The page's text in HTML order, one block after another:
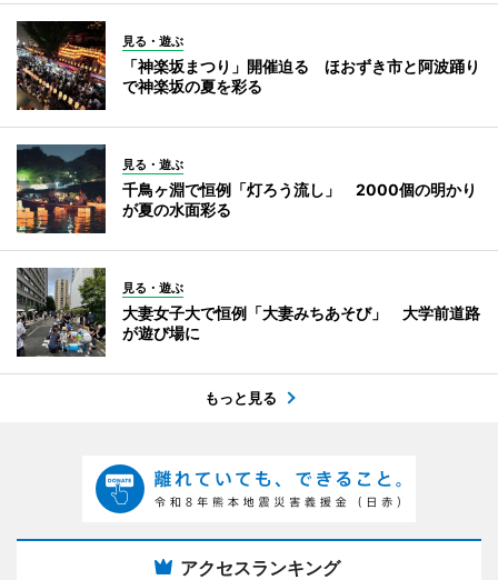
見る・遊ぶ
「神楽坂まつり」開催迫る ほおずき市と阿波踊り
で神楽坂の夏を彩る
見る・遊ぶ
千鳥ヶ淵で恒例「灯ろう流し」 2000個の明かり
が夏の水面彩る
見る・遊ぶ
大妻女子大で恒例「大妻みちあそび」 大学前道路
が遊び場に
もっと見る
アクセスランキング